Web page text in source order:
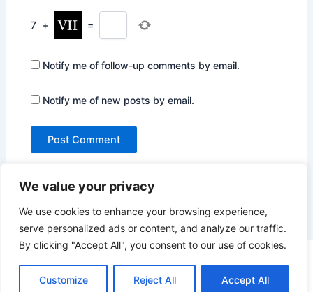
We value your privacy
We use cookies to enhance your browsing experience,
serve personalized ads or content, and analyze our traffic.
By clicking "Accept All", you consent to our use of cookies.
Customize Reject All Accept All
7 + =
Notify me of follow-up comments by email.
Notify me of new posts by email.
Copyright © 2026 Not Only Hollywood | Powered byAstra
WordPress Theme